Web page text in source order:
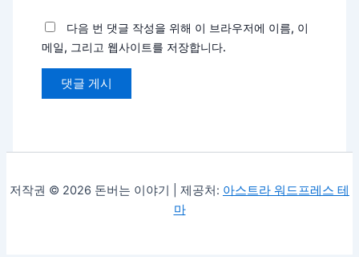
다음 번 댓글 작성을 위해 이 브라우저에 이름, 이
메일, 그리고 웹사이트를 저장합니다.
저작권 © 2026 돈버는 이야기 | 제공처: 아스트라 워드프레스 테
마